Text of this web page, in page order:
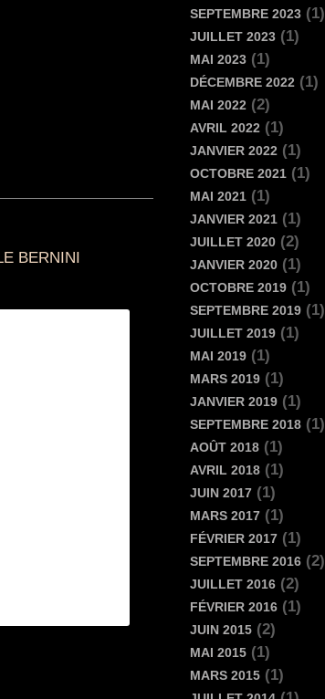
BERNINI
SEPTEMBRE 2023 (1)
JUILLET 2023 (1)
MAI 2023 (1)
DÉCEMBRE 2022 (1)
MAI 2022 (2)
AVRIL 2022 (1)
JANVIER 2022 (1)
OCTOBRE 2021 (1)
MAI 2021 (1)
JANVIER 2021 (1)
JUILLET 2020 (2)
JANVIER 2020 (1)
OCTOBRE 2019 (1)
SEPTEMBRE 2019 (1)
JUILLET 2019 (1)
MAI 2019 (1)
MARS 2019 (1)
JANVIER 2019 (1)
SEPTEMBRE 2018 (1)
AOÛT 2018 (1)
AVRIL 2018 (1)
JUIN 2017 (1)
MARS 2017 (1)
FÉVRIER 2017 (1)
SEPTEMBRE 2016 (2)
JUILLET 2016 (2)
FÉVRIER 2016 (1)
JUIN 2015 (2)
MAI 2015 (1)
MARS 2015 (1)